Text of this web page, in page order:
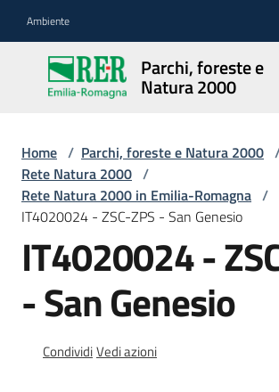
Ambiente
Parchi, foreste e
Natura 2000
Parchi,
foreste
e
2000
Aree
Protette
Rete
Natura
2000
Home / Parchi, foreste e Natura 2000
Rete Natura 2000 /
Rete Natura 2000 in Emilia-Romagna /
IT4020024 - ZSC-ZPS - San Genesio
IT4020024 -
- San Genesio
CondividiVedi azioni